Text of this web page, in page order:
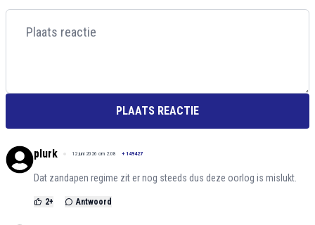
PLAATS REACTIE
plurk 12 juni 2026 om 2:08 + 149427
Dat zandapen regime zit er nog steeds dus deze oorlog is mislukt.
2+ Antwoord